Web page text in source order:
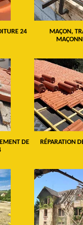
24
MAÇON,
DE
RÉPARATION